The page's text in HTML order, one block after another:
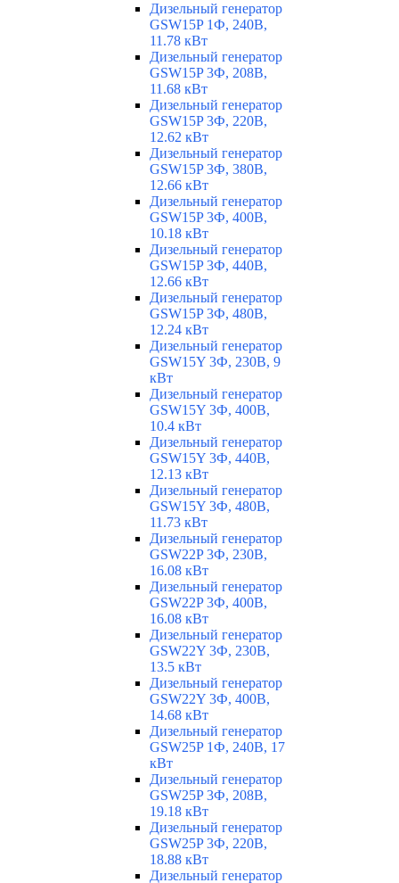
Дизельный генератор
GSW15P 1Ф, 240В,
11.78 кВт
Дизельный генератор
GSW15P 3Ф, 208В,
11.68 кВт
Дизельный генератор
GSW15P 3Ф, 220В,
12.62 кВт
Дизельный генератор
GSW15P 3Ф, 380В,
12.66 кВт
Дизельный генератор
GSW15P 3Ф, 400В,
10.18 кВт
Дизельный генератор
GSW15P 3Ф, 440В,
12.66 кВт
Дизельный генератор
GSW15P 3Ф, 480В,
12.24 кВт
Дизельный генератор
GSW15Y 3Ф, 230В, 9
кВт
Дизельный генератор
GSW15Y 3Ф, 400В,
10.4 кВт
Дизельный генератор
GSW15Y 3Ф, 440В,
12.13 кВт
Дизельный генератор
GSW15Y 3Ф, 480В,
11.73 кВт
Дизельный генератор
GSW22P 3Ф, 230В,
16.08 кВт
Дизельный генератор
GSW22P 3Ф, 400В,
16.08 кВт
Дизельный генератор
GSW22Y 3Ф, 230В,
13.5 кВт
Дизельный генератор
GSW22Y 3Ф, 400В,
14.68 кВт
Дизельный генератор
GSW25P 1Ф, 240В, 17
кВт
Дизельный генератор
GSW25P 3Ф, 208В,
19.18 кВт
Дизельный генератор
GSW25P 3Ф, 220В,
18.88 кВт
Дизельный генератор